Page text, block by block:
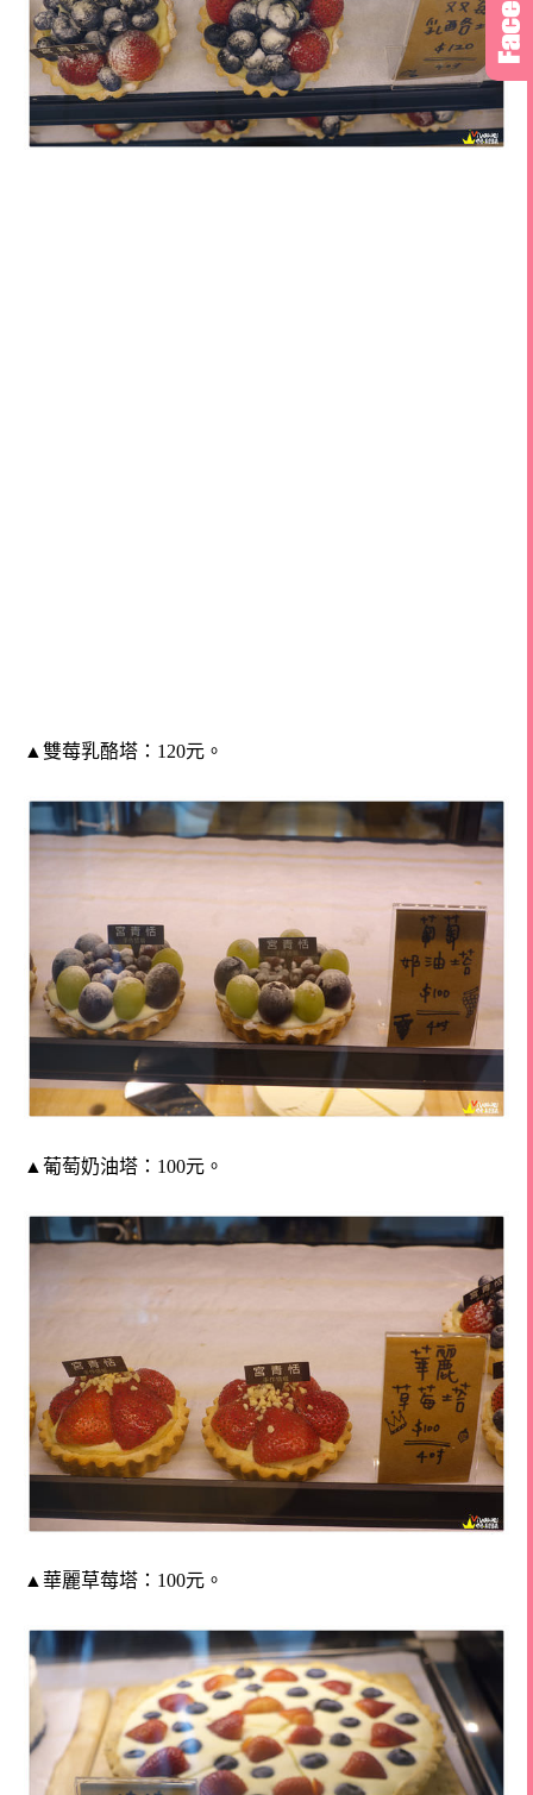
▲雙莓乳酪塔：120元。
▲葡萄奶油塔：100元。
▲華麗草莓塔：100元。